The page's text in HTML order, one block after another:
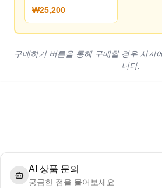
25,200원
₩25,200
구매하기 버튼을 통해 구매할 경우 사자
니다.
AI 상품 문의
궁금한 점을 물어보세요